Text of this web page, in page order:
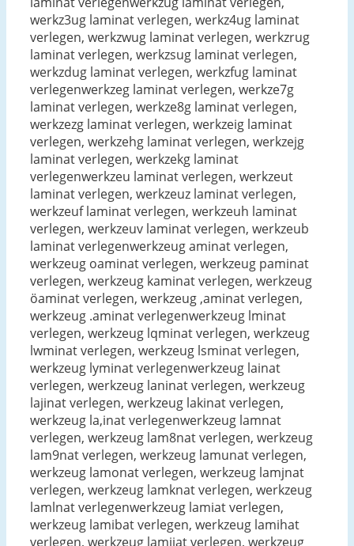
werkz3ug laminat verlegen, werkz4ug laminat
verlegen, werkzwug laminat verlegen, werkzrug
laminat verlegen, werkzsug laminat verlegen,
werkzdug laminat verlegen, werkzfug laminat
verlegenwerkzeg laminat verlegen, werkze7g
laminat verlegen, werkze8g laminat verlegen,
werkzezg laminat verlegen, werkzeig laminat
verlegen, werkzehg laminat verlegen, werkzejg
laminat verlegen, werkzekg laminat
verlegenwerkzeu laminat verlegen, werkzeut
laminat verlegen, werkzeuz laminat verlegen,
werkzeuf laminat verlegen, werkzeuh laminat
verlegen, werkzeuv laminat verlegen, werkzeub
laminat verlegenwerkzeug aminat verlegen,
werkzeug oaminat verlegen, werkzeug paminat
verlegen, werkzeug kaminat verlegen, werkzeug
öaminat verlegen, werkzeug ,aminat verlegen,
werkzeug .aminat verlegenwerkzeug lminat
verlegen, werkzeug lqminat verlegen, werkzeug
lwminat verlegen, werkzeug lsminat verlegen,
werkzeug lyminat verlegenwerkzeug lainat
verlegen, werkzeug laninat verlegen, werkzeug
lajinat verlegen, werkzeug lakinat verlegen,
werkzeug la,inat verlegenwerkzeug lamnat
verlegen, werkzeug lam8nat verlegen, werkzeug
lam9nat verlegen, werkzeug lamunat verlegen,
werkzeug lamonat verlegen, werkzeug lamjnat
verlegen, werkzeug lamknat verlegen, werkzeug
lamlnat verlegenwerkzeug lamiat verlegen,
werkzeug lamibat verlegen, werkzeug lamihat
verlegen, werkzeug lamijat verlegen, werkzeug